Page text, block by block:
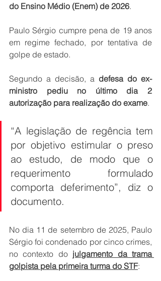
do Ensino Médio (Enem) de 2026.
Paulo Sérgio cumpre pena de 19 anos
em regime fechado, por tentativa de
golpe de estado.
Segundo a decisão, a defesa do ex-
ministro pediu no último dia 2
autorização para realização do exame.
“A legislação de regência tem
por objetivo estimular o preso
ao estudo, de modo que o
requerimento formulado
comporta deferimento”, diz o
documento.
No dia 11 de setembro de 2025, Paulo
Sérgio foi condenado por cinco crimes,
no contexto do julgamento da trama
golpista pela primeira turma do STF: